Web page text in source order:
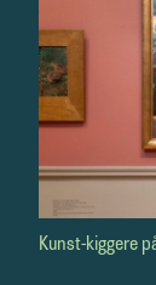
Kunst-kiggere